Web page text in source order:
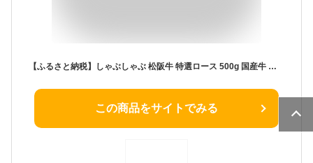
【ふるさと納税】しゃぶしゃぶ 松阪牛 特選ロース 500g 国産牛 松阪牛 松坂牛 日本三大 高級和牛 黒毛和牛 ブランド牛 霜降り 冷凍 送料無料 牛 牛肉 肉 にく 大人気 贅沢 おすすめ 贈り物 リピート 瀬古食品 霜ふり本舗 三重県 多気町 SS‐27
この商品をサイトでみる